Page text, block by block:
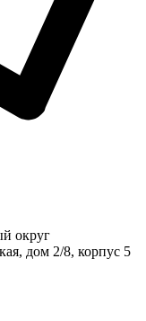
округ
дом 2/8, корпус 5